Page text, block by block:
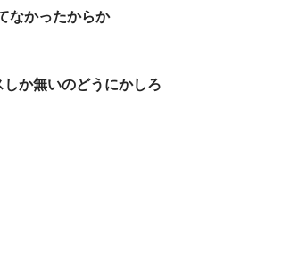
なかったからか
か無いのどうにかしろ